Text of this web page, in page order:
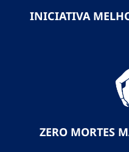
INICIATIVA
ZERO MORTES